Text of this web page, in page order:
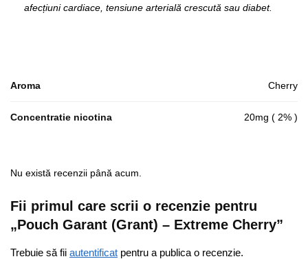
afecțiuni cardiace, tensiune arterială crescută sau diabet.
Aroma Cherry
Concentratie nicotina 20mg ( 2% )
Nu există recenzii până acum.
Fii primul care scrii o recenzie pentru
„Pouch Garant (Grant) – Extreme Cherry”
Trebuie să fii autentificat pentru a publica o recenzie.